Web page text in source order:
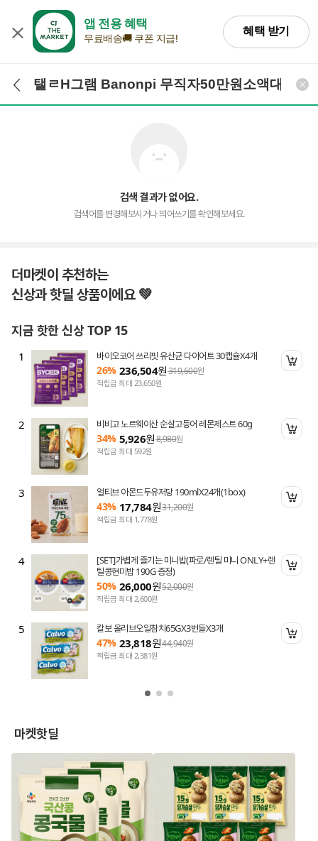
앱 전용 혜택
무료배송🚚 쿠폰 지급!
혜택 받기
검색어 입력 검
검색 결과가 없어요.
검색어를 변경해보시거나 띄어쓰기를 확인해보세요.
더마켓이 추천하는
신상과 핫딜 상품이에요 💚
지금 핫한 신상 TOP 15
담기
담기
담기
담기
담기
1 바이오코어 쓰리핏 유산균 다이어트 30캡슐X4개
26% 236,504원319,600원
적립금 최대 23,650원
2 비비고 노르웨이산 순살고등어 레몬제스트 60g
34% 5,926원8,980원
적립금 최대 592원
3 얼티브 아몬드두유저당 190mlX24개(1box)
43% 17,784원31,200원
적립금 최대 1,778원
4
[SET]가볍게 즐기는 미니밥(파로/렌틸 미니 ONLY+렌
틸콩현미밥 190G 증정)
50% 26,000원52,000원
적립금 최대 2,600원
5 칼보 올리브오일참치65GX3번들X3개
47% 23,818원44,940원
적립금 최대 2,381원
마켓핫딜